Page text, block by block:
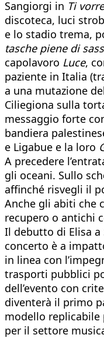
Sangiorgi in Ti
discoteca, luci
e lo stadio trema,
tasche piene di
capolavoro Luce,
paziente in Italia
a una mutazione
Ciliegiona sulla
messaggio forte
bandiera
e Ligabue e la loro
A precedere
gli oceani. Sullo
affinché risvegli il
Anche gli abiti che
recupero o antichi
Il debutto di Elisa
concerto è a
in linea con
trasporti pubblici
dell’evento con
diventerà il primo
modello replicabile
per il settore